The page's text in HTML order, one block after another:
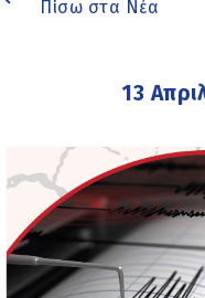
Πίσω στα Νέα
13